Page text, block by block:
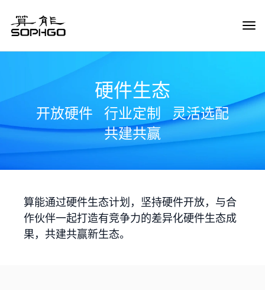
硬件生态
开放硬件 行业定制
灵活选配
共建共赢
算能通过硬件生态计划，坚持硬件开放，与合
作伙伴一起打造有竞争力的差异化硬件生态成
果，共建共赢新生态。